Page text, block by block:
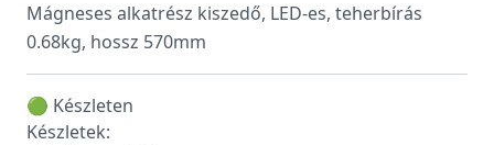
Mágneses alkatrész kiszedő, LED-es, teherbírás
0.68kg, hossz 570mm
🟢 Készleten
Készletek: